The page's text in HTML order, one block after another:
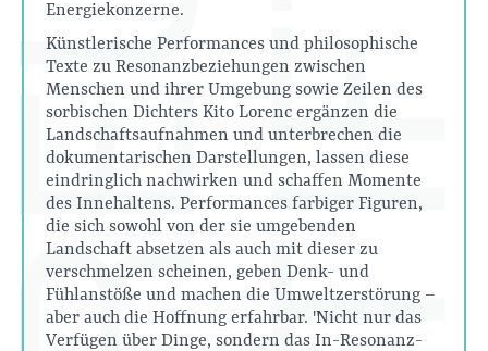
Energiekonzerne.
Künstlerische Performances und philosophische
Texte zu Resonanzbeziehungen zwischen
Menschen und ihrer Umgebung sowie Zeilen des
sorbischen Dichters Kito Lorenc ergänzen die
Landschaftsaufnahmen und unterbrechen die
dokumentarischen Darstellungen, lassen diese
eindringlich nachwirken und schaffen Momente
des Innehaltens. Performances farbiger Figuren,
die sich sowohl von der sie umgebenden
Landschaft absetzen als auch mit dieser zu
verschmelzen scheinen, geben Denk- und
Fühlanstöße und machen die Umweltzerstörung –
aber auch die Hoffnung erfahrbar. "Nicht nur das
Verfügen über Dinge, sondern das In-Resonanz-